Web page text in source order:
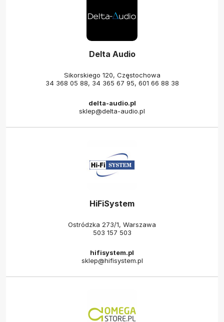
Delta Audio
Sikorskiego 120, Częstochowa
34 368 05 88, 34 365 67 95, 601 66 88 38
delta-audio.pl
sklep@delta-audio.pl
HiFiSystem
Ostródzka 273/1, Warszawa
503 157 503
hifisystem.pl
sklep@hifisystem.pl